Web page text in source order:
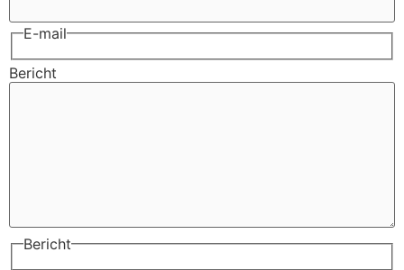
E-mail
Bericht
Bericht